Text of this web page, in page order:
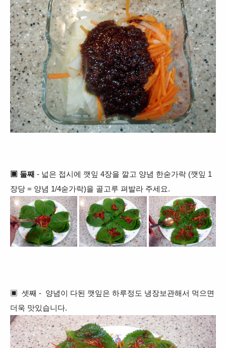
▣ 둘째 - 넓은 접시에 깻잎 4장을 깔고 양념 한숟가락 (깻잎 1
장당 = 양념 1/4숟가락)을 골고루 펴발라 주세요.
▣ 셋째 - 양념이 다된 깻잎은 하루정도 냉장보관해서 먹으면
더욱 맛있습니다.